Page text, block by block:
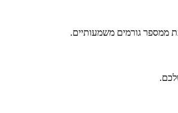
ממספר גורמים משמעותיים.